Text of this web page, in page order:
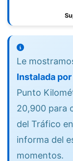
Le
Instalada por
Punto
20,900 para
del Tráfico
informa del
momentos.